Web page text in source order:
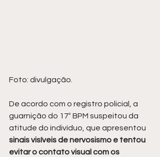
Foto: divulgação.
De acordo com o registro policial, a
guarnição do 17º BPM suspeitou da
atitude do indivíduo, que apresentou
sinais visíveis de nervosismo e tentou
evitar o contato visual com os